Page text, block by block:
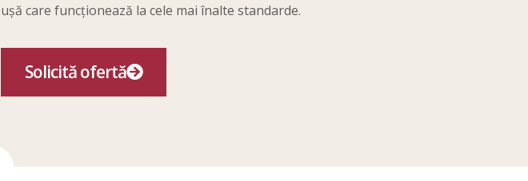
ușă care funcționează la cele mai înalte standarde.
Solicită ofertă